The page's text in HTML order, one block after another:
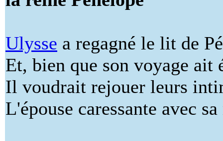
Ulysse a regagné le lit de
Et, bien que son voyage ait
Il voudrait rejouer leurs
L'épouse caressante avec